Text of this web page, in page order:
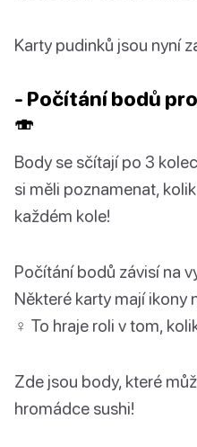
Karty pudinků jsou nyní
- Počítání bodů
🍣
Body se sčítají po 3
si měli poznamenat,
každém kole!
Počítání bodů závisí na
Některé karty mají ikony
♀️ To hraje roli v tom,
Zde jsou body, které
hromádce sushi!